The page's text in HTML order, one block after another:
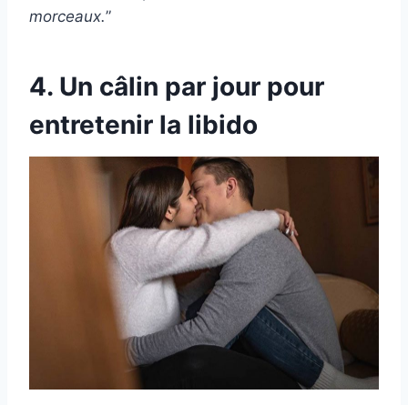
morceaux.”
4. Un câlin par jour pour
entretenir la libido